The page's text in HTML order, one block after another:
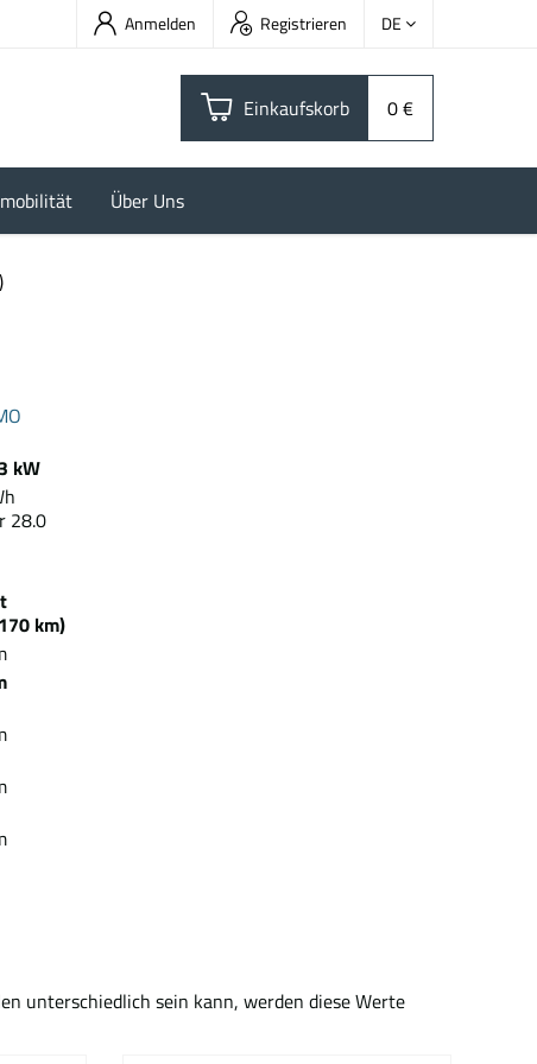
Anmelden Registrieren DE
Einkaufskorb 0 €
Über Uns
kW
28.0
km)
unterschiedlich sein kann, werden diese Werte